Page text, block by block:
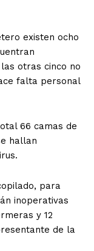
existen ocho
otras cinco no
falta personal
66 camas de
hallan
para
inoperativas
y 12
de la